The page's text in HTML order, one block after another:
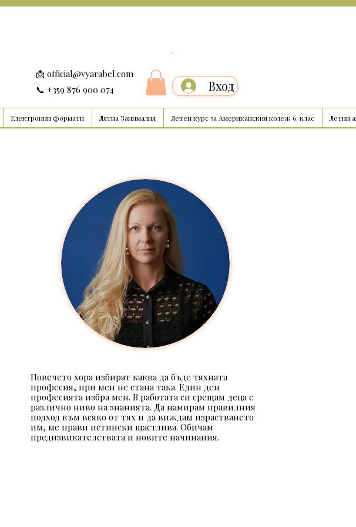
📩 official@vyarabel.com
📞 +359 876 900 074
Вход
Електронни формати Лятна Занималня Летен курс за Американския колеж 6. клас Летни
Повечето хора избират каква да бъде тяхната
професия, при мен не стана така. Един ден
професията избра мен. В работата си срещам деца с
различно ниво на знанията. Да намирам правилния
подход към всяко от тях и да виждам израстването
им, ме прави истински щастлива. Обичам
предизвикателствата и новите начинания.